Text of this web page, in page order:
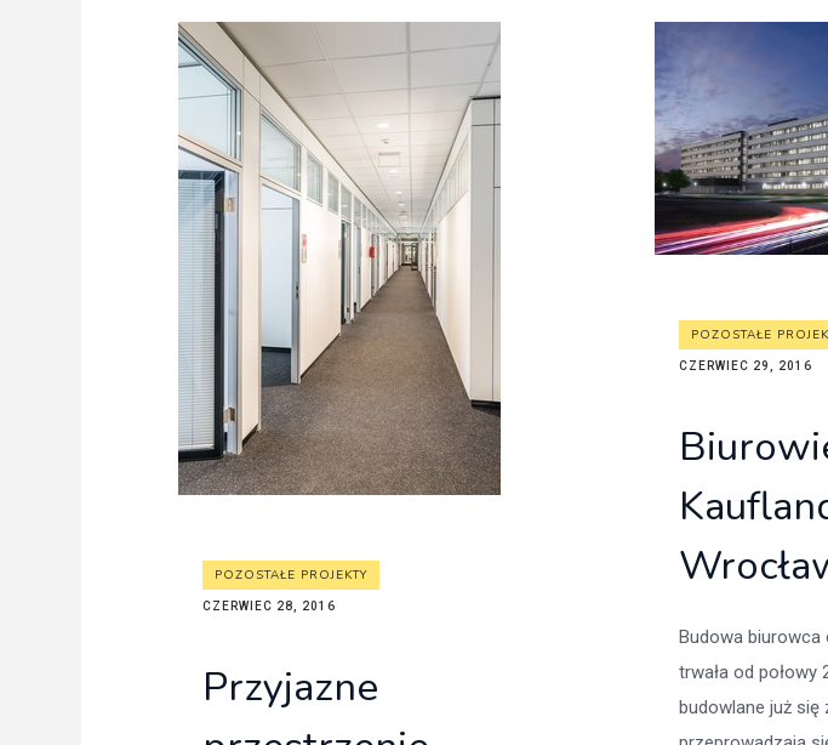
POZOSTAŁE PROJEKTY
CZERWIEC 28, 2016
Przyjazne
POZOSTAŁE
CZERWIEC 29, 2016
Budowa biurowca
trwała od połowy
budowlane już się